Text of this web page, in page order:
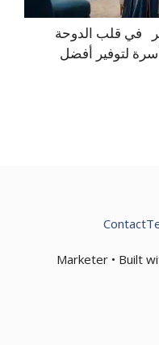
في قلب الدوحة
لتوفير أفضل
Contact